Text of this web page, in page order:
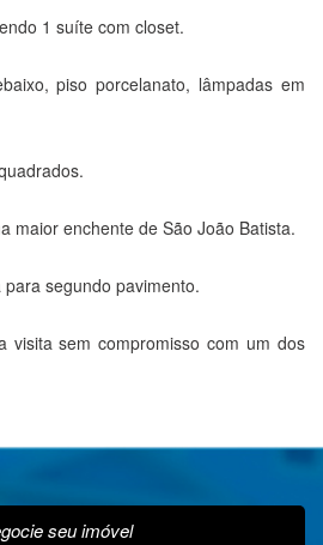
1 suíte com closet.
piso porcelanato, lâmpadas em
maior enchente de São João Batista.
segundo pavimento.
visita sem compromisso com um dos
seu imóvel